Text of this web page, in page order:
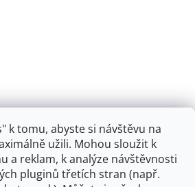
k tomu, abyste si návštěvu na
užili. Mohou sloužit k
a reklam, k analýze návštěvnosti
pluginů třetích stran (např.
Retro koupelna